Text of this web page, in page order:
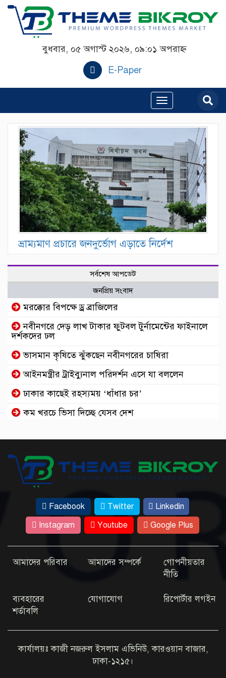
বুধবার, ০৫ অগাস্ট ২০২৬, ০৯:০১ অপরাহ্ন
E-Paper
Toggle
navigation
ভ্রাম্যমাণ প্রচারে জনদুর্ভোগ এড়াতে নির্দেশ
সর্বশেষ আপডেট
জনপ্রিয় সংবাদ
মরক্কোর বিপক্ষে ড্র ব্রাজিলের
নবীনগরে দেড় লাখ টাকার ফুটবল টুর্নামেন্টের ফাইনালে
দর্শকদের ঢল
ভাসমান কৃষিতে ঝুঁকছেন নবীনগরের চাষিরা
আইনমন্ত্রীর ট্রাইব্যুনাল পরিদর্শন এসে যা বললেন
ঢাকার কাছেই রহস্যময় ‘ধাঁধার চর’
কম খরচে ভিসা দিচ্ছে যেসব দেশ
জেবিন
এবার ইউটিউবে যা দেখাবেন জয়া আহসান
টাঙ্গাইলে ট্রাক-পিকআপ সংঘর্ষে ২ জনের প্রাণ গেল
১২ বছরের মাদরাসাছাত্রী ৭ মাসের অন্তঃসত্ত্বা, জীবন
Facebook Twitter
Linkedin
Instagram
Youtube Google Plus
আমাদের পরিবার আমাদের সম্পর্কে
গোপনীয়তার
নীতি
ব্যবহারের
শর্তাবলি
যোগাযোগ রিপোর্টার লগইন
কার্যালয়ঃ কাজী নজরুল ইসলাম এভিনিউ, কারওয়ান বাজার,
ঢাকা-১২১৫।